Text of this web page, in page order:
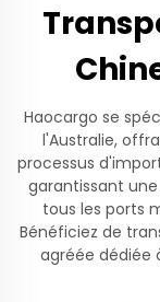
Haocargo se
l'Australie,
processus
garantissant
tous les ports
Bénéficiez de
agréée dédiée